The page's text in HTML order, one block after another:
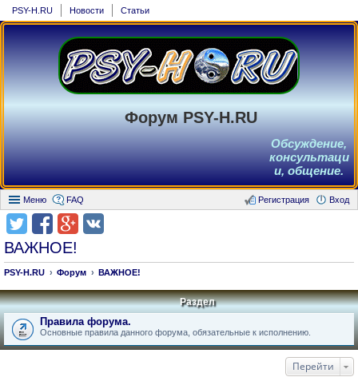
PSY-H.RU Новости Статьи
Форум PSY-H.RU
Обсуждение,
консультаци
и, общение.
Меню FAQ Вход
Регистрация
ВАЖНОЕ!
PSY-H.RU Форум ВАЖНОЕ!
Раздел
Правила форума.
Основные правила данного форума, обязательные к исполнению.
Перейти